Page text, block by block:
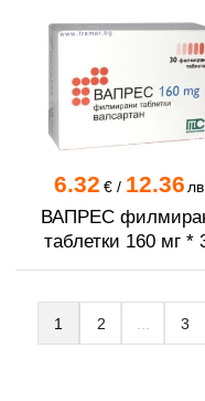
6.32 €/ 12.36
ВАПРЕС
таблетки 160 мг *
1 2 3